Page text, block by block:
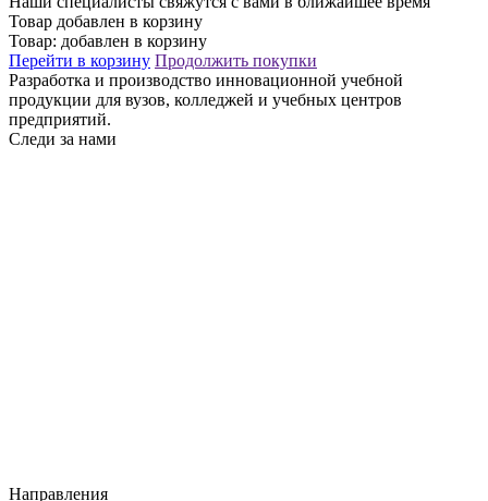
Товар добавлен в корзину
Товар: добавлен в корзину
Перейти в корзину Продолжить покупки
Разработка и производство инновационной учебной
продукции для вузов, колледжей и учебных центров
предприятий.
Следи за нами
Направления